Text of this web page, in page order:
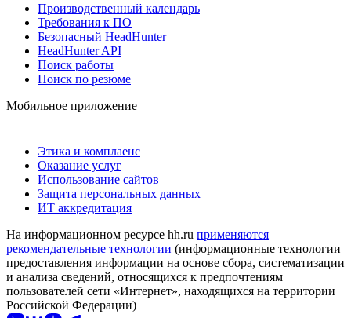
Производственный календарь
Требования к ПО
Безопасный HeadHunter
HeadHunter API
Поиск работы
Поиск по резюме
Мобильное приложение
Этика и комплаенс
Оказание услуг
Использование сайтов
Защита персональных данных
ИТ аккредитация
На информационном ресурсе hh.ru применяются
рекомендательные технологии (информационные технологии
предоставления информации на основе сбора, систематизации
и анализа сведений, относящихся к предпочтениям
пользователей сети «Интернет», находящихся на территории
Российской Федерации)